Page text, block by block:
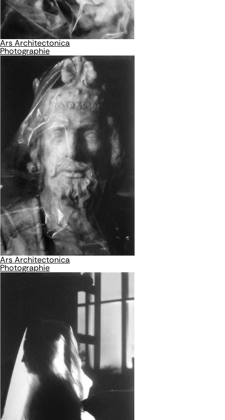
Ars Architectonica
Photographie
Ars Architectonica
Photographie